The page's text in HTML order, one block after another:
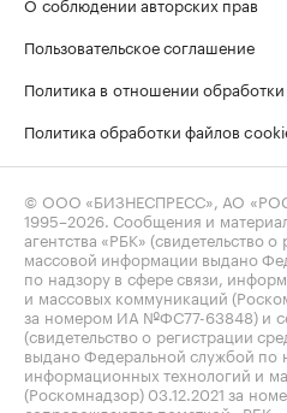
Пользовательское соглашение
Политика в отношении
Политика обработки файлов
© ООО «БИЗНЕСПРЕСС», АО
1995–2026 . Сообщения и
агентства «РБК» (свидетельство
массовой информации выдано
по надзору в сфере связи,
и массовых коммуникаций
за номером ИА №ФС77-63848) и
(свидетельство о регистрации
выдано Федеральной службой по
информационных технологий и
(Роскомнадзор) 03.12.2021 за